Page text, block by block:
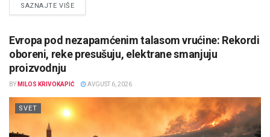
SAZNAJTE VIŠEDETAILS
Evropa pod nezapamćenim talasom vrućine: Rekordi
oboreni, reke presušuju, elektrane smanjuju
proizvodnju
BY MILOS KRIVOKAPIĆ AVGUST 6, 2026
SVET